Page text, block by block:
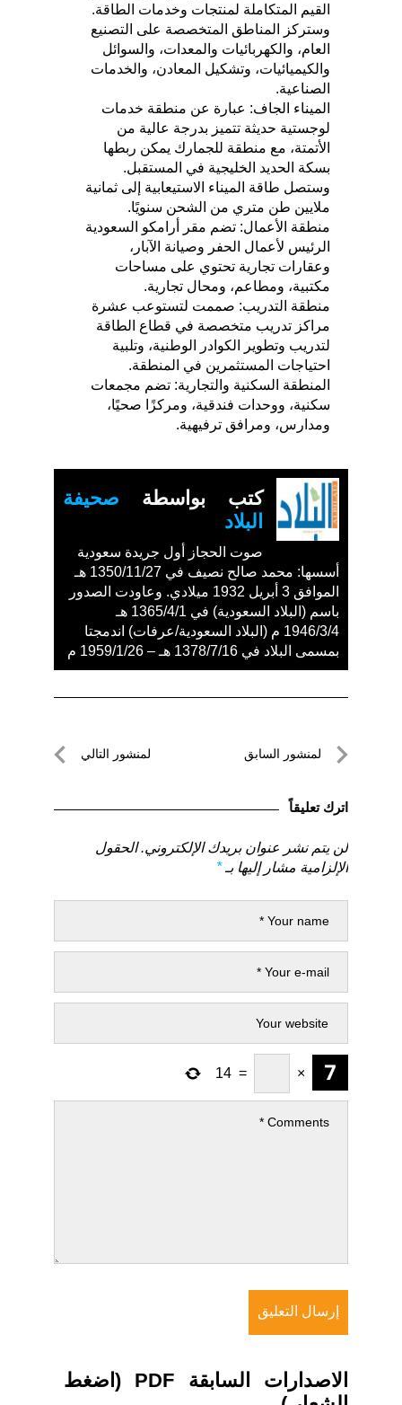
القيم المتكاملة لمنتجات وخدمات الطاقة.
وستركز المناطق المتخصصة على التصنيع
العام، والكهربائيات والمعدات، والسوائل
والكيميائيات، وتشكيل المعادن، والخدمات
الصناعية.
الميناء الجاف: عبارة عن منطقة خدمات
لوجستية حديثة تتميز بدرجة عالية من
الأتمتة، مع منطقة للجمارك يمكن ربطها
بسكة الحديد الخليجية في المستقبل.
وستصل طاقة الميناء الاستيعابية إلى ثمانية
ملايين طن متري من الشحن سنويًا.
منطقة الأعمال: تضم مقر أرامكو السعودية
الرئيس لأعمال الحفر وصيانة الآبار،
وعقارات تجارية تحتوي على مساحات
مكتبية، ومطاعم، ومحال تجارية.
منطقة التدريب: صممت لتستوعب عشرة
مراكز تدريب متخصصة في قطاع الطاقة
لتدريب وتطوير الكوادر الوطنية، وتلبية
احتياجات المستثمرين في المنطقة.
المنطقة السكنية والتجارية: تضم مجمعات
سكنية، ووحدات فندقية، ومركزًا صحيًا،
ومدارس، ومرافق ترفيهية.
كتب بواسطة صحيفة
البلاد
صوت الحجاز أول جريدة سعودية
أسسها: محمد صالح نصيف في 1350/11/27 هـ
الموافق 3 أبريل 1932 ميلادي. وعاودت الصدور
باسم (البلاد السعودية) في 1365/4/1 هـ
1946/3/4 م (البلاد السعودية/عرفات) اندمجتا
بمسمى البلاد في 1378/7/16 هـ – 1959/1/26 م
تصفّحلمنشور السابق
السابق
لمنشور التالي
اترك تعليقاً
لن يتم نشر عنوان بريدك الإلكتروني. الحقول
الإلزامية مشار إليها بـ*
×
=
14
الاصدارات السابقة PDF (اضغط